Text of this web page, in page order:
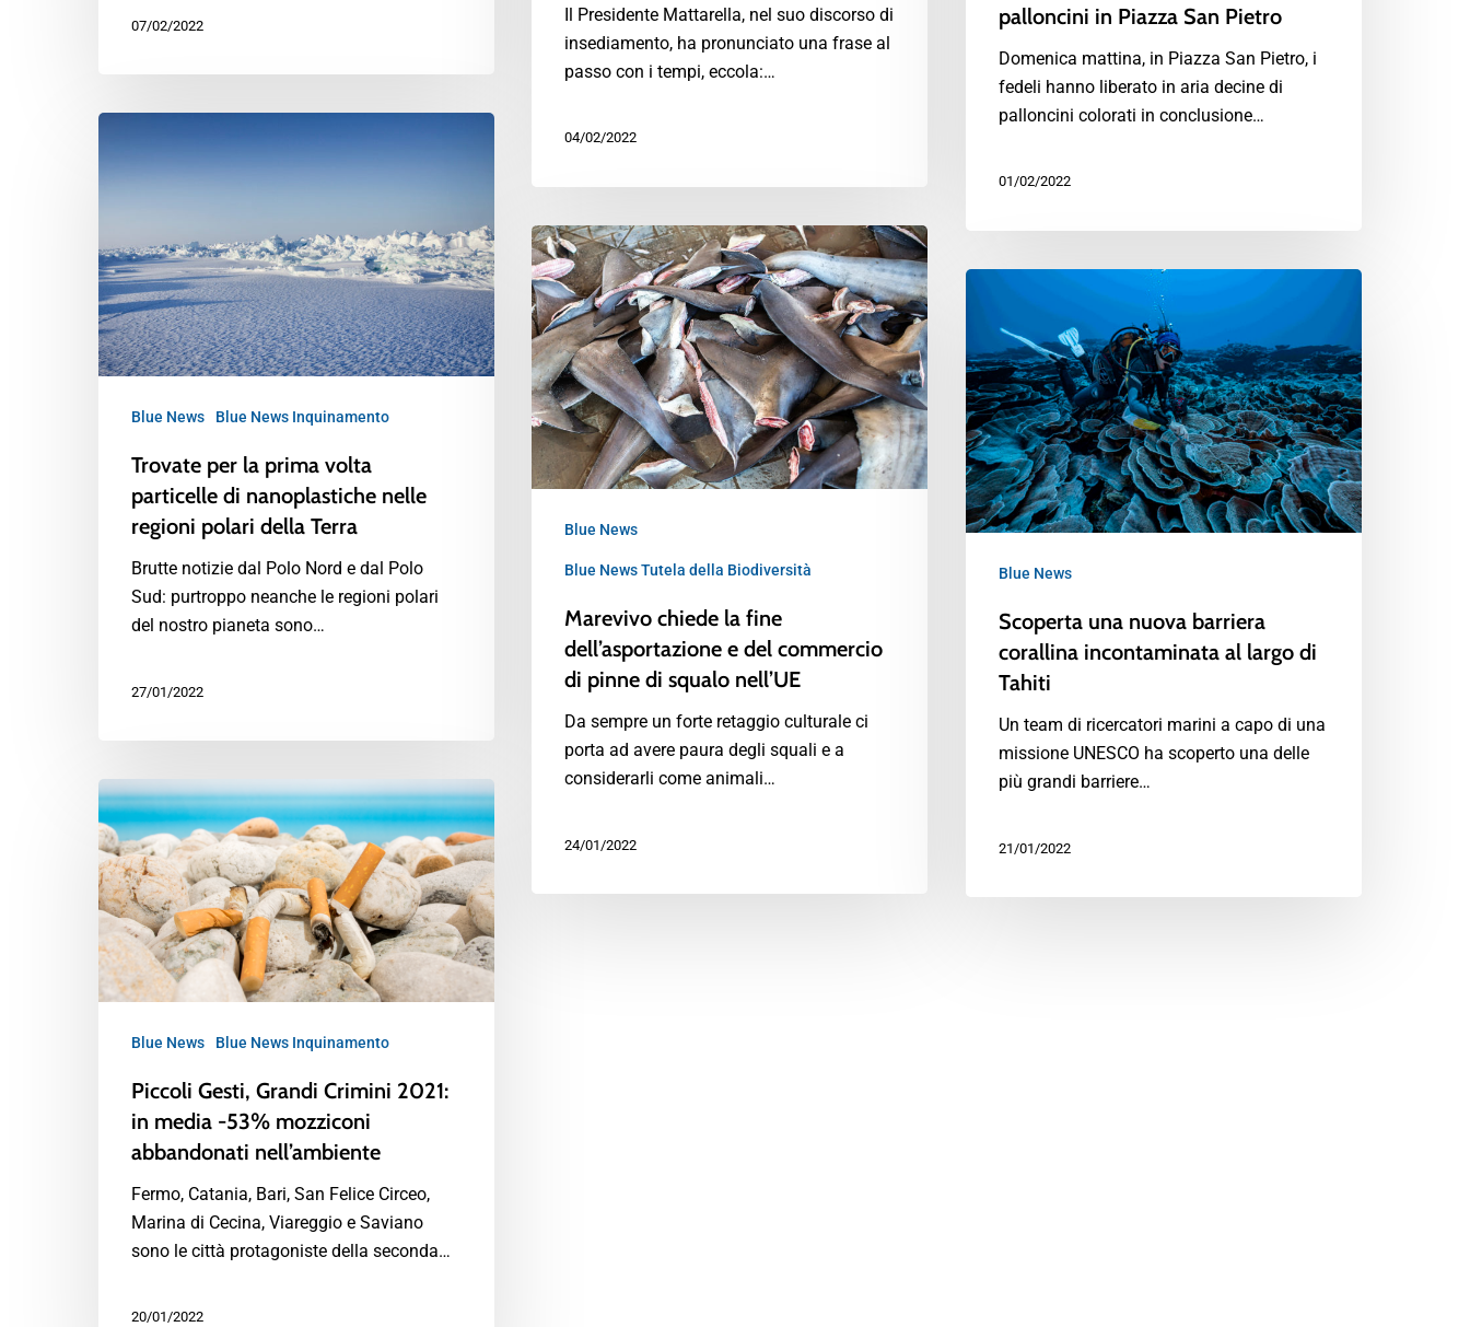
07/02/2022
Il Presidente Mattarella, nel suo discorso di
insediamento, ha pronunciato una frase al
passo con i tempi, eccola:…
04/02/2022
palloncini in Piazza San Pietro
Domenica mattina, in Piazza San Pietro, i
fedeli hanno liberato in aria decine di
palloncini colorati in conclusione…
01/02/2022
Blue News Blue News Inquinamento
Trovate per la prima volta
particelle di nanoplastiche nelle
regioni polari della Terra
Brutte notizie dal Polo Nord e dal Polo
Sud: purtroppo neanche le regioni polari
del nostro pianeta sono…
27/01/2022
Blue News
Blue News Tutela della Biodiversità
Marevivo chiede la fine
dell’asportazione e del commercio
di pinne di squalo nell’UE
Da sempre un forte retaggio culturale ci
porta ad avere paura degli squali e a
considerarli come animali…
24/01/2022
Blue News
Scoperta una nuova barriera
corallina incontaminata al largo di
Tahiti
Un team di ricercatori marini a capo di una
missione UNESCO ha scoperto una delle
più grandi barriere…
21/01/2022
Blue News Blue News Inquinamento
Piccoli Gesti, Grandi Crimini 2021:
in media -53% mozziconi
abbandonati nell’ambiente
Fermo, Catania, Bari, San Felice Circeo,
Marina di Cecina, Viareggio e Saviano
sono le città protagoniste della seconda…
20/01/2022